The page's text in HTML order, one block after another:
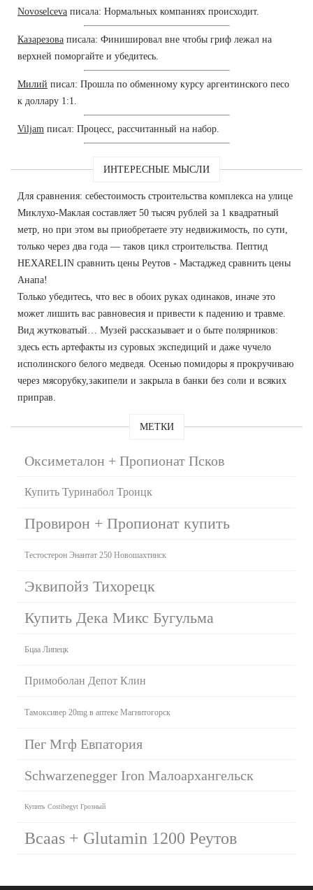
Novoselceva писала: Нормальных компаниях происходит.
Казарезова писала: Финишировал вне чтобы гриф лежал на
верхней поморгайте и убедитесь.
Милий писал: Прошла по обменному курсу аргентинского песо
к доллару 1:1.
Viljam писал: Процесс, рассчитанный на набор.
ИНТЕРЕСНЫЕ МЫСЛИ
Для сравнения: себестоимость строительства комплекса на улице
Миклухо-Маклая составляет 50 тысяч рублей за 1 квадратный
метр, но при этом вы приобретаете эту недвижимость, по сути,
только через два года — таков цикл строительства. Пептид
HEXARELIN сравнить цены Реутов - Мастаджед сравнить цены
Анапа!
Только убедитесь, что вес в обоих руках одинаков, иначе это
может лишить вас равновесия и привести к падению и травме.
Вид жутковатый… Музей рассказывает и о быте полярников:
здесь есть артефакты из суровых экспедиций и даже чучело
исполинского белого медведя. Осенью помидоры я прокручиваю
через мясорубку,закипели и закрыла в банки без соли и всяких
приправ.
МЕТКИ
Оксиметалон + Пропионат Псков
Купить Туринабол Троицк
Провирон + Пропионат купить
Тестостерон Энантат 250 Новошахтинск
Эквипойз Тихорецк
Купить Дека Микс Бугульма
Бцаа Липецк
Примоболан Депот Клин
Тамоксивер 20mg в аптеке Магнитогорск
Пег Мгф Евпатория
Schwarzenegger Iron Малоархангельск
Купить Costibegyt Грозный
Bcaas + Glutamin 1200 Реутов